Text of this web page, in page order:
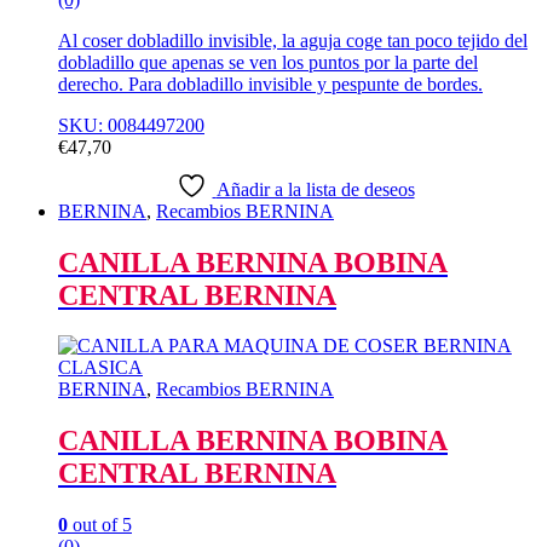
Al coser dobladillo invisible, la aguja coge tan poco tejido del
dobladillo que apenas se ven los puntos por la parte del
derecho. Para dobladillo invisible y pespunte de bordes.
SKU: 0084497200
€47,70
Añadir a la lista de deseos
BERNINA, Recambios BERNINA
CANILLA BERNINA BOBINA
CENTRAL BERNINA
BERNINA, Recambios BERNINA
CANILLA BERNINA BOBINA
CENTRAL BERNINA
0 out of 5